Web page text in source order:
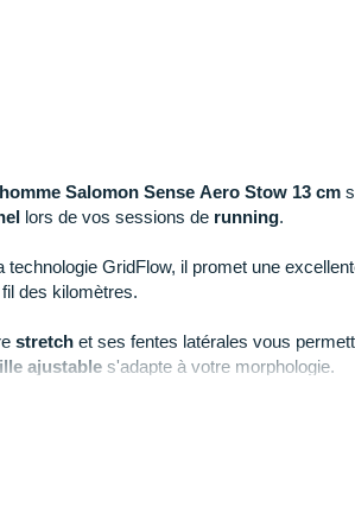
Salomon Sense Aero Stow 13 cm
lors de vos sessions de running.
technologie GridFlow, il promet une
des kilomètres.
stretch et ses fentes latérales vous
ajustable s'adapte à votre morphologie.